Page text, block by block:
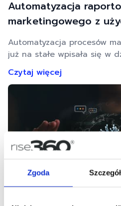
Zgoda
Automatyzacja
marketingowego z
Automatyzacja procesów
już na stałe wpisała się w
wykorzystuje, jest
automatyzacji możesz na
efektywność prowadzonych
modyfikacje. To game
marketingowych. Dowiedz
marketing on-line był
tego …
Czytaj więcej